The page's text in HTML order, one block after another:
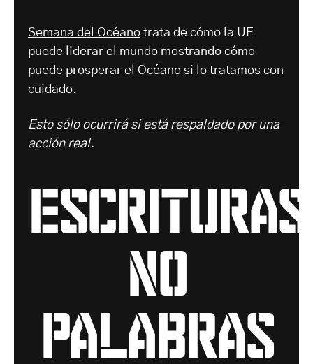
Semana del Océano trata de cómo la UE
puede liderar el mundo mostrando cómo
puede prosperar el Océano si lo tratamos con
cuidado.
Esto sólo ocurrirá si está respaldado por una
acción real.
escrituras
no
palabras